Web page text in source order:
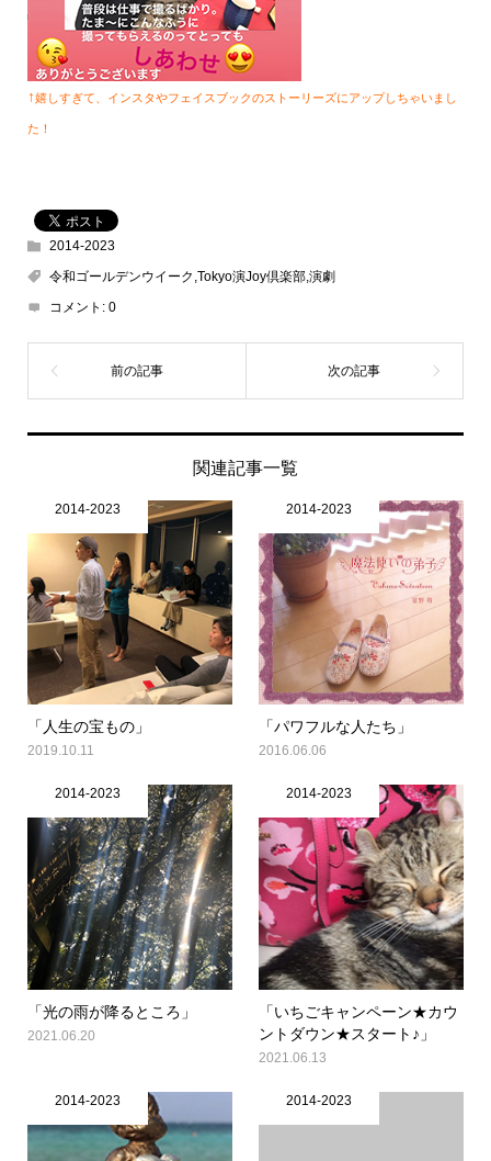
↑嬉しすぎて、インスタやフェイスブックのストーリーズにアップしちゃいまし
た！
2014-2023
令和ゴールデンウイーク,Tokyo演Joy倶楽部,演劇
コメント: 0
関連記事一覧
2014-2023
「人生の宝もの」
2019.10.11
2014-2023
「パワフルな人たち」
2016.06.06
2014-2023
「光の雨が降るところ」
2021.06.20
2014-2023
「いちごキャンペーン★カウ
ントダウン★スタート♪」
2021.06.13
2014-2023 2014-2023